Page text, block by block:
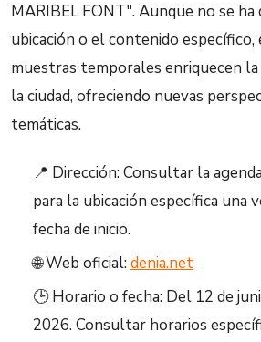
MARIBEL FONT". Aunque no se
ubicación o el contenido
muestras temporales enriquecen
la ciudad, ofreciendo nuevas
temáticas.
📍 Dirección: Consultar la
para la ubicación específica una
fecha de inicio.
🌐 Web oficial:denia.net
🕒 Horario o fecha: Del 12 de
2026. Consultar horarios